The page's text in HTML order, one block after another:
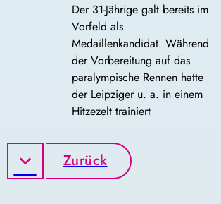
Der 31-Jährige galt bereits im
Vorfeld als
Medaillenkandidat. Während
der Vorbereitung auf das
paralympische Rennen hatte
der Leipziger u. a. in einem
Hitzezelt trainiert
Zurück